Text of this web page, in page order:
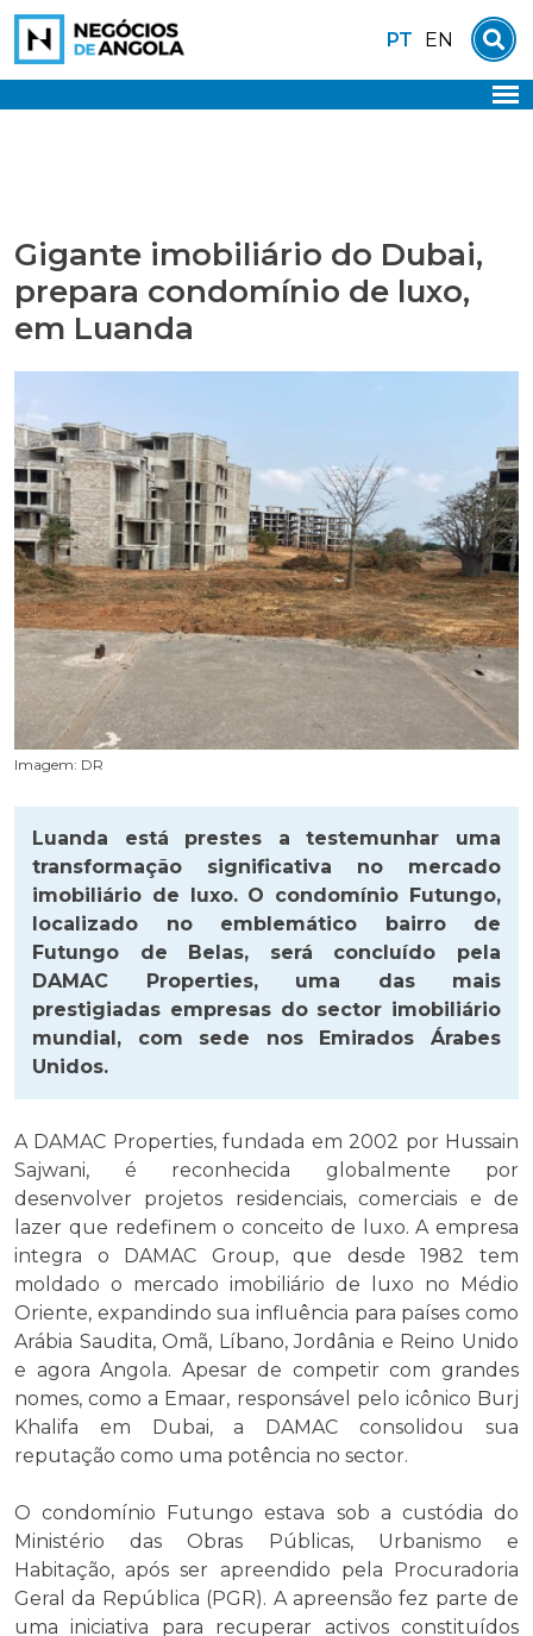
Skip
content
PT EN
Gigante imobiliário do Dubai,
prepara condomínio de luxo,
em Luanda
Imagem: DR
Luanda está prestes a testemunhar uma
transformação significativa no mercado
imobiliário de luxo. O condomínio Futungo,
localizado no emblemático bairro de
Futungo de Belas, será concluído pela
DAMAC Properties, uma das mais
prestigiadas empresas do sector imobiliário
mundial, com sede nos Emirados Árabes
Unidos.
A DAMAC Properties, fundada em 2002 por Hussain
Sajwani, é reconhecida globalmente por
desenvolver projetos residenciais, comerciais e de
lazer que redefinem o conceito de luxo. A empresa
integra o DAMAC Group, que desde 1982 tem
moldado o mercado imobiliário de luxo no Médio
Oriente, expandindo sua influência para países como
Arábia Saudita, Omã, Líbano, Jordânia e Reino Unido
e agora Angola. Apesar de competir com grandes
nomes, como a Emaar, responsável pelo icônico Burj
Khalifa em Dubai, a DAMAC consolidou sua
reputação como uma potência no sector.
O condomínio Futungo estava sob a custódia do
Ministério das Obras Públicas, Urbanismo e
Habitação, após ser apreendido pela Procuradoria
Geral da República (PGR). A apreensão fez parte de
uma iniciativa para recuperar activos constituídos